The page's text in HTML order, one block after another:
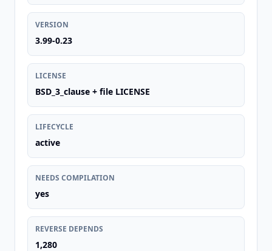
VERSION
3.99-0.23
LICENSE
BSD_3_clause + file LICENSE
LIFECYCLE
active
NEEDS COMPILATION
yes
REVERSE DEPENDS
1,280